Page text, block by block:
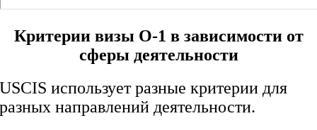
Критерии визы O-1 в зависимости от
сферы деятельности
USCIS использует разные критерии для
разных направлений деятельности.